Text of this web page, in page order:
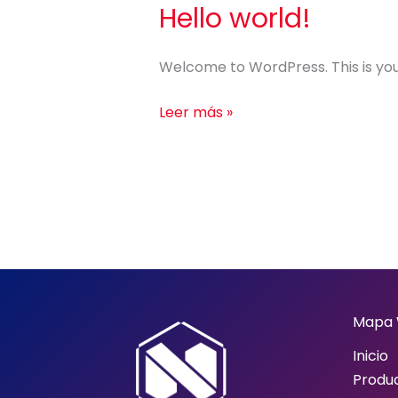
Hello world!
Welcome to WordPress. This is
Hello
Leer más »
Mapa
Inicio